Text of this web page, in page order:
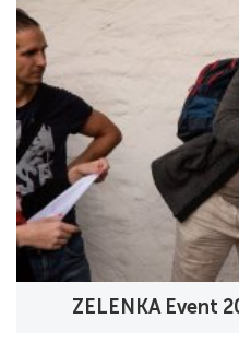
ZELENKA Event